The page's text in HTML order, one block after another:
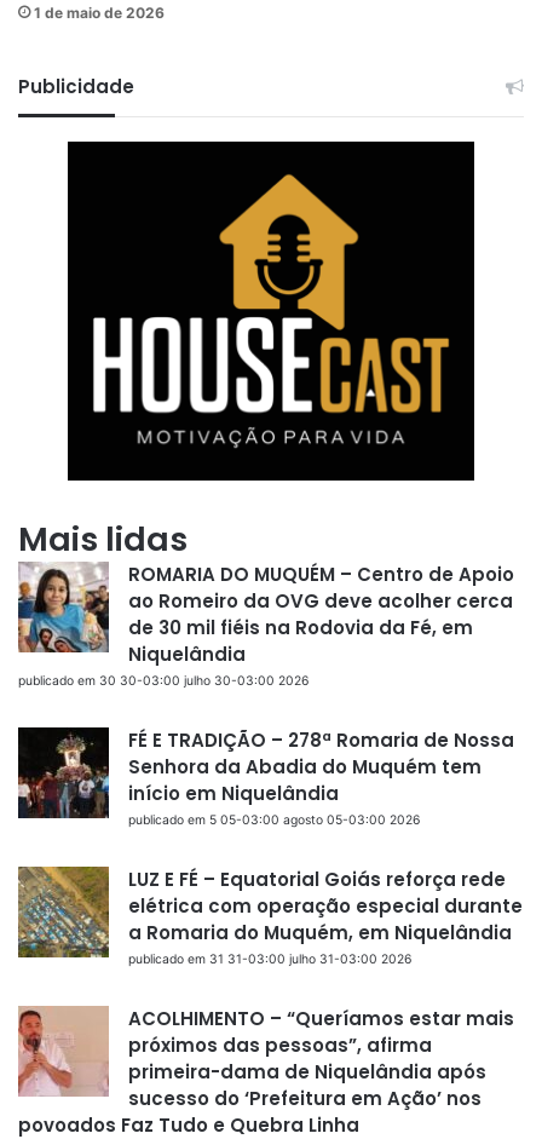
1 de maio de 2026
Publicidade
Mais lidas
ROMARIA DO MUQUÉM – Centro de Apoio
ao Romeiro da OVG deve acolher cerca
de 30 mil fiéis na Rodovia da Fé, em
Niquelândia
publicado em 30 30-03:00 julho 30-03:00 2026
FÉ E TRADIÇÃO – 278ª Romaria de Nossa
Senhora da Abadia do Muquém tem
início em Niquelândia
publicado em 5 05-03:00 agosto 05-03:00 2026
LUZ E FÉ – Equatorial Goiás reforça rede
elétrica com operação especial durante
a Romaria do Muquém, em Niquelândia
publicado em 31 31-03:00 julho 31-03:00 2026
ACOLHIMENTO – “Queríamos estar mais
próximos das pessoas”, afirma
primeira-dama de Niquelândia após
sucesso do ‘Prefeitura em Ação’ nos
povoados Faz Tudo e Quebra Linha